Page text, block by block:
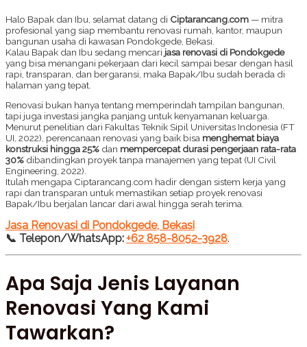
Halo Bapak dan Ibu, selamat datang di Ciptarancang.com — mitra
profesional yang siap membantu renovasi rumah, kantor, maupun
bangunan usaha di kawasan Pondokgede, Bekasi.
Kalau Bapak dan Ibu sedang mencari jasa renovasi di Pondokgede
yang bisa menangani pekerjaan dari kecil sampai besar dengan hasil
rapi, transparan, dan bergaransi, maka Bapak/Ibu sudah berada di
halaman yang tepat.
Renovasi bukan hanya tentang memperindah tampilan bangunan,
tapi juga investasi jangka panjang untuk kenyamanan keluarga.
Menurut penelitian dari Fakultas Teknik Sipil Universitas Indonesia (FT
UI, 2022), perencanaan renovasi yang baik bisa menghemat biaya
konstruksi hingga 25% dan mempercepat durasi pengerjaan rata-rata
30% dibandingkan proyek tanpa manajemen yang tepat (UI Civil
Engineering, 2022).
Itulah mengapa Ciptarancang.com hadir dengan sistem kerja yang
rapi dan transparan untuk memastikan setiap proyek renovasi
Bapak/Ibu berjalan lancar dari awal hingga serah terima.
Jasa Renovasi di Pondokgede, Bekasi
📞 Telepon/WhatsApp:+62 858-8052-3928.
Apa Saja Jenis Layanan
Renovasi Yang Kami
Tawarkan?